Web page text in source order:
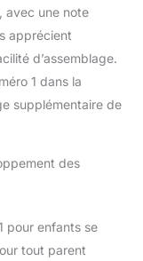
du plaisir,
moyen
le
de votre
sa
soi. Cadeau
idéal
avec une note
apprécient
d’assemblage.
1 dans la
supplémentaire de
des
pour enfants se
tout parent